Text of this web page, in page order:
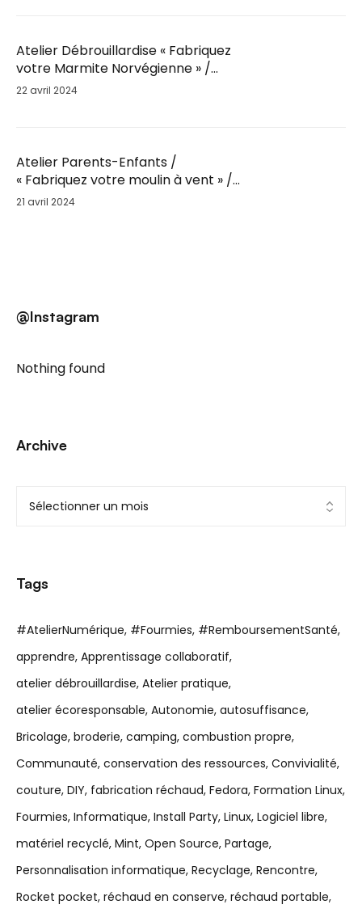
Atelier Débrouillardise « Fabriquez
votre Marmite Norvégienne » /
Sam. 25 Mai / 9h30
22 avril 2024
Atelier Parents-Enfants /
« Fabriquez votre moulin à vent » /
Sam. 25 Mai
21 avril 2024
@Instagram
Nothing found
Archive
Tags
#AtelierNumérique #Fourmies #RemboursementSanté
apprendre Apprentissage collaboratif
atelier débrouillardise Atelier pratique
atelier écoresponsable Autonomie autosuffisance
Bricolage broderie camping combustion propre
Communauté conservation des ressources Convivialité
couture DIY fabrication réchaud Fedora Formation Linux
Fourmies Informatique Install Party Linux Logiciel libre
matériel recyclé Mint Open Source Partage
Personnalisation informatique Recyclage Rencontre
Rocket pocket réchaud en conserve réchaud portable